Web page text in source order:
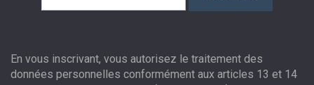
En vous inscrivant, vous autorisez le traitement des
données personnelles conformément aux articles 13 et 14